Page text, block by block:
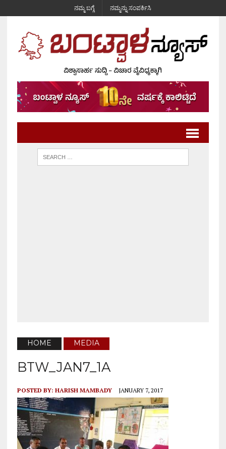
ನಮ್ಮ ಬಗ್ಗೆ ನಮ್ಮನ್ನು ಸಂಪರ್ಕಿಸಿ
HOME MEDIA
BTW_JAN7_1A
POSTED BY: HARISH MAMBADY JANUARY 7, 2017